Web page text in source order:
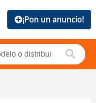
¡Pon un anuncio!